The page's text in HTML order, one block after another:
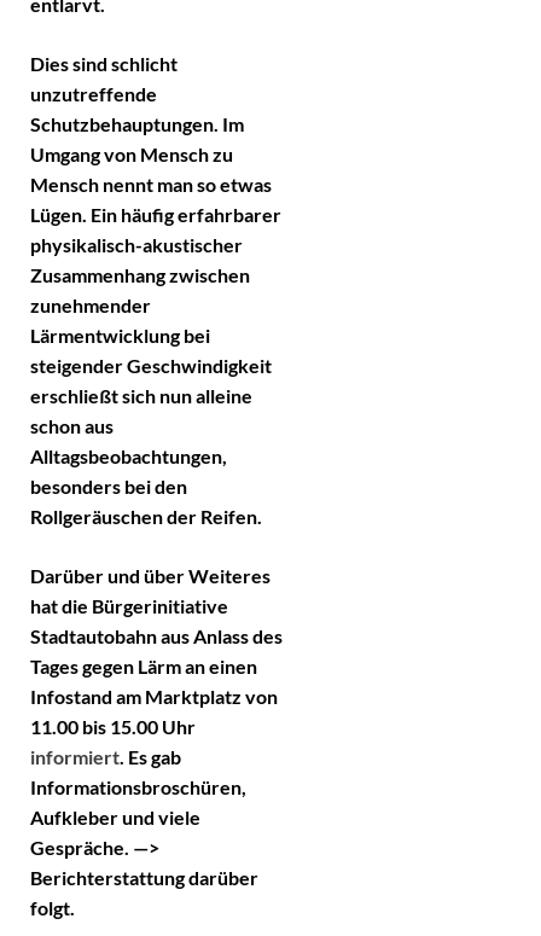
Dies sind schlicht
unzutreffende
Schutzbehauptungen. Im
Umgang von Mensch zu
Mensch nennt man so etwas
Lügen. Ein häufig erfahrbarer
physikalisch-akustischer
Zusammenhang zwischen
zunehmender
Lärmentwicklung bei
steigender Geschwindigkeit
erschließt sich nun alleine
schon aus
Alltagsbeobachtungen,
besonders bei den
Rollgeräuschen der Reifen.
Darüber und über Weiteres
hat die Bürgerinitiative
Stadtautobahnaus Anlass des
Tages gegen Lärm an einen
Infostand am Marktplatz von
11.00 bis 15.00 Uhr
informiert. Es gab
Informationsbroschüren,
Aufkleber und viele
Gespräche. —>
Berichterstattung darüber
folgt.